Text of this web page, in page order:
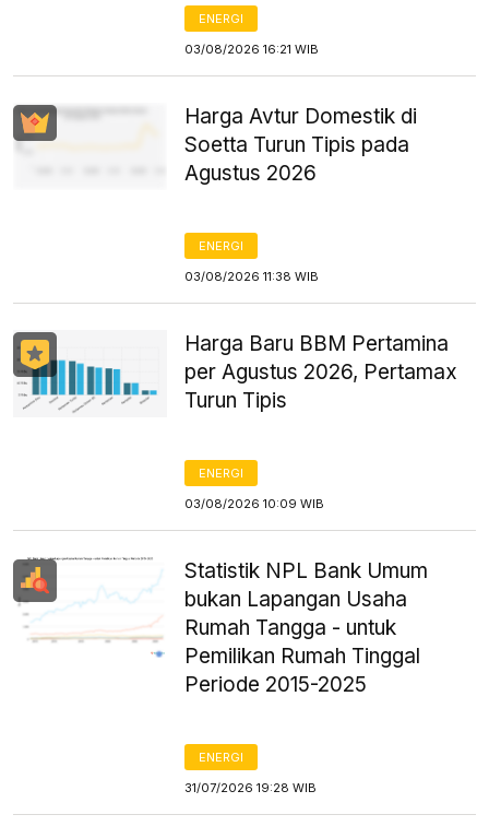
ENERGI
03/08/2026 16:21 WIB
Harga Avtur Domestik di
Soetta Turun Tipis pada
Agustus 2026
ENERGI
03/08/2026 11:38 WIB
Harga Baru BBM Pertamina
per Agustus 2026, Pertamax
Turun Tipis
ENERGI
03/08/2026 10:09 WIB
Statistik NPL Bank Umum
bukan Lapangan Usaha
Rumah Tangga - untuk
Pemilikan Rumah Tinggal
Periode 2015-2025
ENERGI
31/07/2026 19:28 WIB